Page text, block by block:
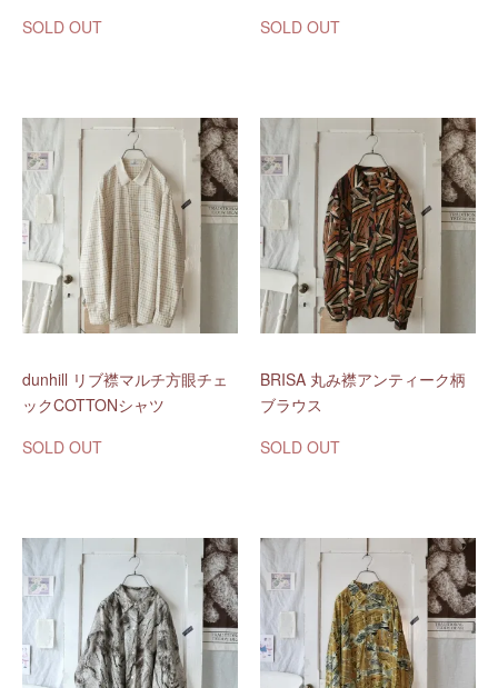
SOLD OUT
SOLD OUT
dunhill リブ襟マルチ方眼チェ
ックCOTTONシャツ
SOLD OUT
BRISA 丸み襟アンティーク柄
ブラウス
SOLD OUT